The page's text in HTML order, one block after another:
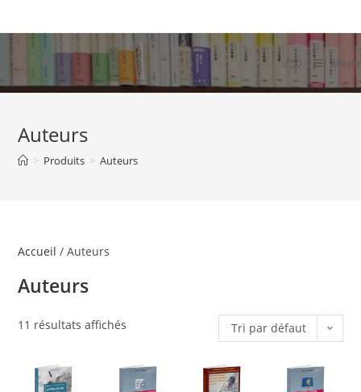
to
0 Menu
Auteurs
> Produits > Auteurs
Accueil / Auteurs
Auteurs
11 résultats affichés Tri par défaut